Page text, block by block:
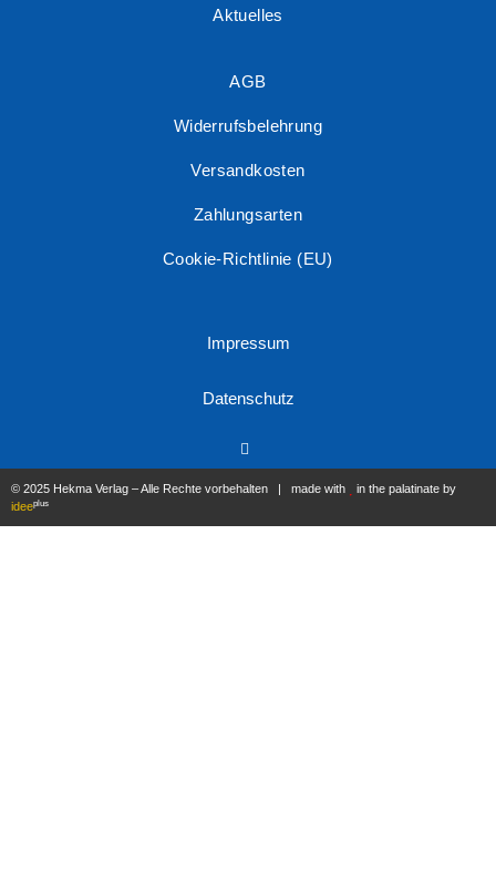
Aktuelles
AGB
Widerrufsbelehrung
Versandkosten
Zahlungsarten
Cookie-Richtlinie (EU)
Impressum
Datenschutz
© 2025 Hekma Verlag – Alle Rechte vorbehalten | made with
in the palatinate by
ideeplus